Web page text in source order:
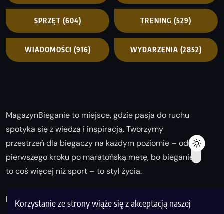
Korzystanie ze strony wiąże się z akceptacją naszej
SPRZĘT (604) TRENING (529)
WIADOMOŚCI (916) WYDARZENIA (2852)
MagazynBieganie to miejsce, gdzie pasja do ruchu
spotyka się z wiedzą i inspiracją. Tworzymy
przestrzeń dla biegaczy na każdym poziomie – od
pierwszego kroku po maratońską metę, bo bieganie
to coś więcej niż sport – to styl życia.
Biegaj z nami i odkrywaj swoją najlepszą wersję!